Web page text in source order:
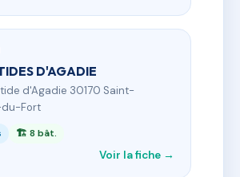
D'AGADIE
d'Agadie 30170 Saint-
Fort
🏗 8 bât.
Voir la fiche →